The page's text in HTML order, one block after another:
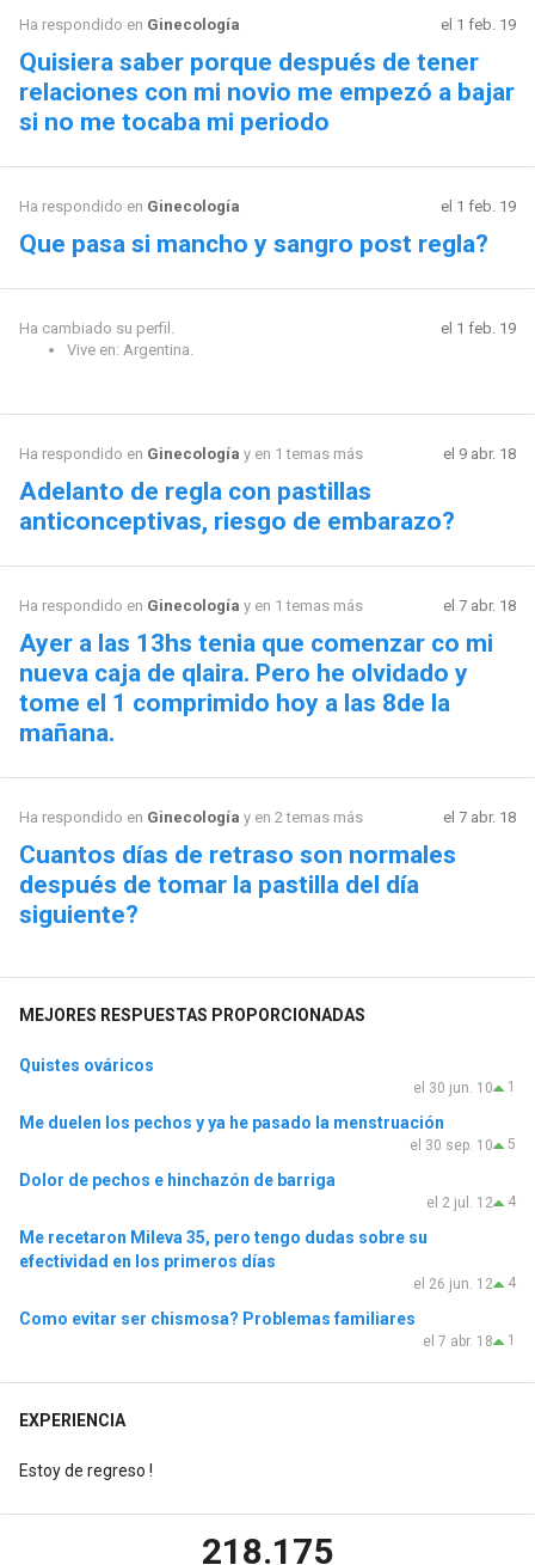
Ha respondido en Ginecología el 1 feb. 19
Quisiera saber porque después de tener
relaciones con mi novio me empezó a bajar
si no me tocaba mi periodo
Ha respondido en Ginecología el 1 feb. 19
Que pasa si mancho y sangro post regla?
Ha cambiado su perfil.
Vive en: Argentina.
el 1 feb. 19
Ha respondido en Ginecología y en 1 temas más el 9 abr. 18
Adelanto de regla con pastillas
anticonceptivas, riesgo de embarazo?
Ha respondido en Ginecología y en 1 temas más el 7 abr. 18
Ayer a las 13hs tenia que comenzar co mi
nueva caja de qlaira. Pero he olvidado y
tome el 1 comprimido hoy a las 8de la
mañana.
Ha respondido en Ginecología y en 2 temas más el 7 abr. 18
Cuantos días de retraso son normales
después de tomar la pastilla del día
siguiente?
MEJORES RESPUESTAS PROPORCIONADAS
Quistes ováricos
1
el 30 jun. 10
Me duelen los pechos y ya he pasado la menstruación
5
el 30 sep. 10
Dolor de pechos e hinchazón de barriga
4
el 2 jul. 12
Me recetaron Mileva 35, pero tengo dudas sobre su
efectividad en los primeros días
4
el 26 jun. 12
Como evitar ser chismosa? Problemas familiares
1
el 7 abr. 18
EXPERIENCIA
Estoy de regreso !
218.175